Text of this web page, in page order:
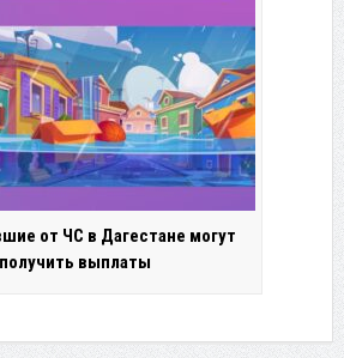
от ЧС в Дагестане могут
получить выплаты